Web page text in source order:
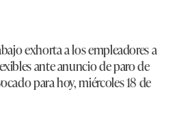
exhorta a los empleadores a
ante anuncio de paro de
para hoy, miércoles 18 de